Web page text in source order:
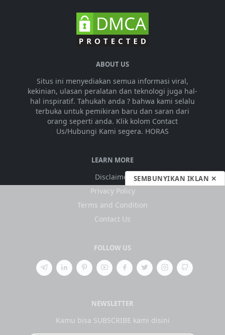
ABOUT US
Situs ini menyediakan semua informasi viral,
kekinian, ulasan peralatan dan teknologi juga hal-
hal inspiratif. Tahukah anda ? bahwa kami selalu
terbuka untuk pemikiran baru dan saran dari
orang seperti anda. Klik kolom Contact
Us/Hubungi Kami segera. HORAS
LEARN MORE
Disclaimer
Privacy Policy
Terms and Condition
Contact Us
FOLLOW US
NEWSLETTER
Kamu bisa SUBSCRIBE kami disini
SEMBUNYIKAN IKLAN ✕